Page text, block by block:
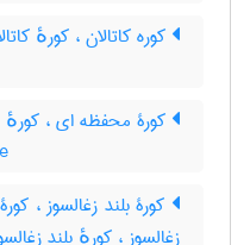
کوره کاتالان ، کورهٔ
کورۀ محفظه ای ،
کورۀ بلند زغالسوز ،
زغالسوز ، کورهٔ بلند